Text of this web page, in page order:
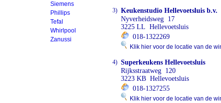
Siemens
Phillips
Tefal
Whirlpool
Zanussi
3) Keukenstudio Hellevoetsluis b.v.
Nyverheidsweg 17
3225 LL Hellevoetsluis
018-1322269
Klik hier voor de locatie van de
4) Superkeukens Hellevoetsluis
Rijksstraatweg 120
3223 KB Hellevoetsluis
018-1327255
Klik hier voor de locatie van de